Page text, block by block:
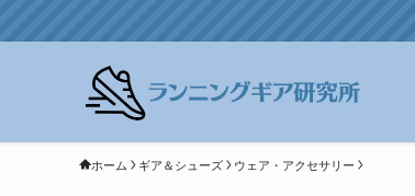
ホーム ギア＆シューズ ウェア・アクセサリー